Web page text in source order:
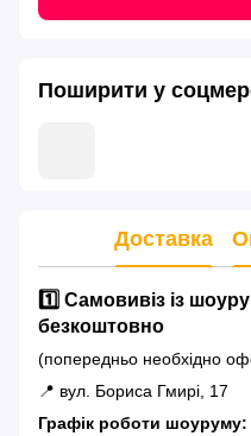
Поширити у
Доставка
1️⃣ Самовивіз із
безкоштовно
(попередньо необхідно
📍 вул. Бориса Гмирі, 17
Графік роботи шоуруму: